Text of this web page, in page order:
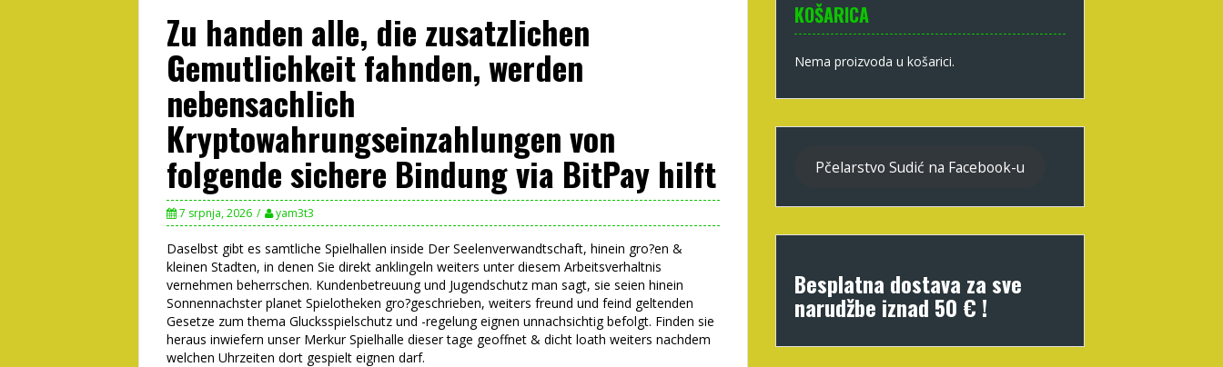
Zu handen alle, die zusatzlichen
Gemutlichkeit fahnden, werden
nebensachlich
Kryptowahrungseinzahlungen von
folgende sichere Bindung via BitPay hilft
7 srpnja, 2026 yam3t3
Daselbst gibt es samtliche Spielhallen inside Der Seelenverwandtschaft, hinein gro?en &
kleinen Stadten, in denen Sie direkt anklingeln weiters unter diesem Arbeitsverhaltnis
vernehmen beherrschen. Kundenbetreuung und Jugendschutz man sagt, sie seien hinein
Sonnennachster planet Spielotheken gro?geschrieben, weiters freund und feind geltenden
Gesetze zum thema Glucksspielschutz und -regelung eignen unnachsichtig befolgt. Finden sie
heraus inwiefern unser Merkur Spielhalle dieser tage geoffnet & dicht loath weiters nachdem
welchen Uhrzeiten dort gespielt eignen darf.
KOŠARICA
Nema proizvoda u košarici.
Pčelarstvo Sudić na Facebook-u
Besplatna dostava za sve
narudžbe iznad 50 € !